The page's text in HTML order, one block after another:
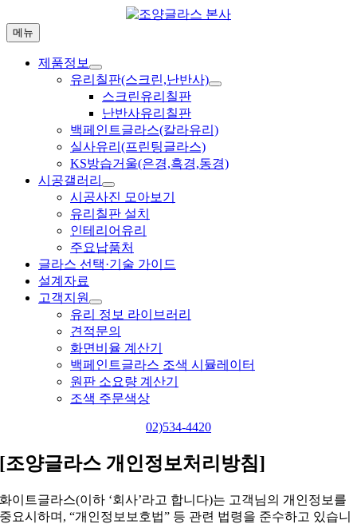
to
content
메뉴
제품정보
유리칠판(스크린,난반사)
스크린유리칠판
난반사유리칠판
백페인트글라스(칼라유리)
실사유리(프린팅글라스)
KS방습거울(은경,흑경,동경)
시공갤러리
시공사진 모아보기
유리칠판 설치
인테리어유리
주요납품처
글라스 선택·기술 가이드
설계자료
고객지원
유리 정보 라이브러리
견적문의
화면비율 계산기
백페인트글라스 조색 시뮬레이터
원판 소요량 계산기
조색 주문색상
02)534-4420
[조양글라스 개인정보처리방침]
화이트글라스(이하 ‘회사’라고 합니다)는 고객님의 개인정보를
중요시하며, “개인정보보호법” 등 관련 법령을 준수하고 있습니